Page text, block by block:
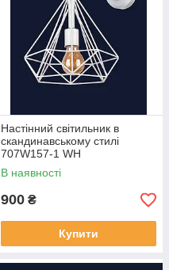
Настінний світильник в
скандинавському стилі
707W157-1 WH
В наявності
900 ₴
Купити